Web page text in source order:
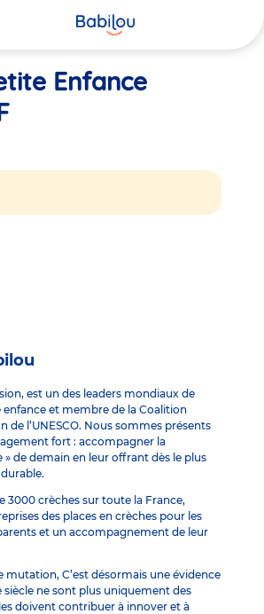
Enfance
est un des leaders mondiaux de
enfance et membre de la Coalition
de l’UNESCO. Nous sommes présents
fort : accompagner la
de demain en leur offrant dès le plus
3000 crèches sur toute la France,
des places en crèches pour les
et un accompagnement de leur
mutation, C’est désormais une évidence
siècle ne sont plus uniquement des
doivent contribuer à innover et à